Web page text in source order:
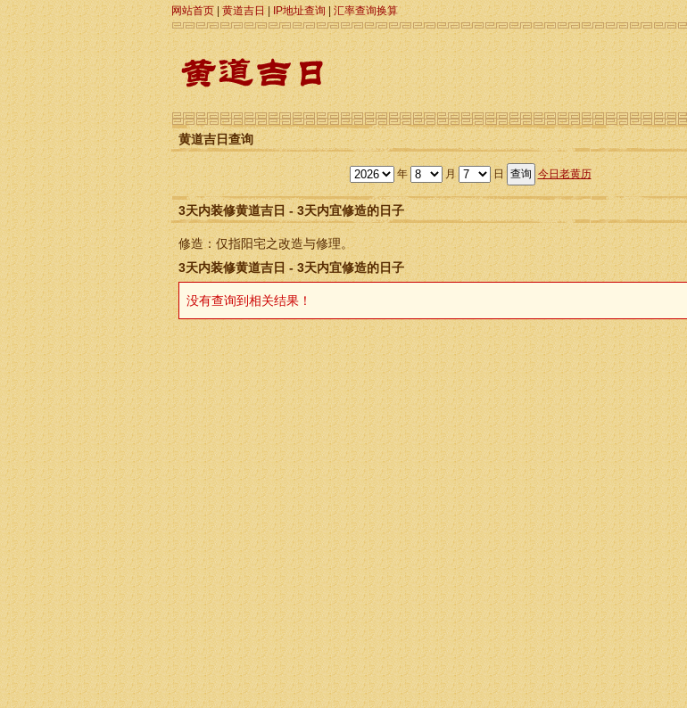
网站首页|黄道吉日| IP地址查询|汇率查询换算
黄道吉日查询
年 月 日 今日老黄历
3天内装修黄道吉日 - 3天内宜修造的日子
修造：仅指阳宅之改造与修理。
3天内装修黄道吉日 - 3天内宜修造的日子
没有查询到相关结果！